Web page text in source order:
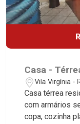
Casa -
Vila Virgínia -
Casa térrea
com armários
copa, cozinha